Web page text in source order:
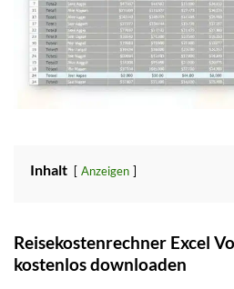
Inhalt Anzeigen
Reisekostenrechner Excel
kostenlos downloaden